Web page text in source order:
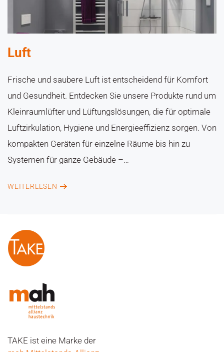
Luft
Frische und saubere Luft ist entscheidend für Komfort
und Gesundheit. Entdecken Sie unsere Produkte rund um
Kleinraumlüfter und Lüftungslösungen, die für optimale
Luftzirkulation, Hygiene und Energieeffizienz sorgen. Von
kompakten Geräten für einzelne Räume bis hin zu
Systemen für ganze Gebäude –…
WEITERLESEN
TAKE ist eine Marke der